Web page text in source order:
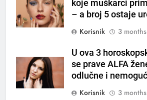
koje muškarci
– a broj 5 ostaje
Korisnik
3
U ova 3
se prave ALFA
odlučne i
Korisnik
3
napitak za
OSTALO
ČISTAČ
na prazan
raditi kao sat,
loše varenje